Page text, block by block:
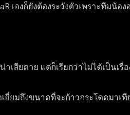
องก็ยังต้องระวังตัวเพราะทีมน้อง
สียดาย แต่ก็เรียกว่าไม่ได้เป็นเรื่
ยี่ยมถึงขนาดที่จะก้าวกระโดดมา